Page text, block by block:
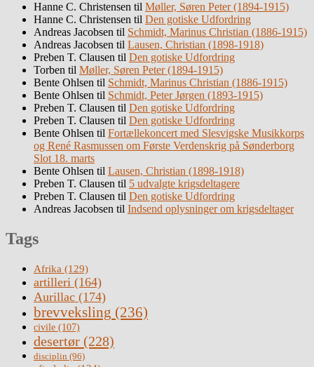
Hanne C. Christensen til Møller, Søren Peter (1894-1915)
Hanne C. Christensen til Den gotiske Udfordring
Andreas Jacobsen til Schmidt, Marinus Christian (1886-1915)
Andreas Jacobsen til Lausen, Christian (1898-1918)
Preben T. Clausen til Den gotiske Udfordring
Torben til Møller, Søren Peter (1894-1915)
Bente Ohlsen til Schmidt, Marinus Christian (1886-1915)
Bente Ohlsen til Schmidt, Peter Jørgen (1893-1915)
Preben T. Clausen til Den gotiske Udfordring
Preben T. Clausen til Den gotiske Udfordring
Bente Ohlsen til Fortællekoncert med Slesvigske Musikkorps
og René Rasmussen om Første Verdenskrig på Sønderborg
Slot 18. marts
Bente Ohlsen til Lausen, Christian (1898-1918)
Preben T. Clausen til 5 udvalgte krigsdeltagere
Preben T. Clausen til Den gotiske Udfordring
Andreas Jacobsen til Indsend oplysninger om krigsdeltager
Tags
Afrika (129)
artilleri (164)
Aurillac (174)
brevveksling (236)
civile (107)
desertør (228)
disciplin (96)